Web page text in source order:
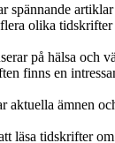
spännande
olika tidskrifter
på hälsa och
finns en
aktuella ämnen
läsa tidskrifter